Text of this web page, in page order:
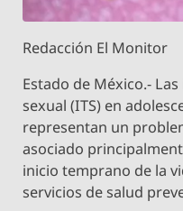
Redacción El Monitor
Estado de México.-
sexual (ITS) en
representan un
asociado
inicio temprano de la
servicios de salud